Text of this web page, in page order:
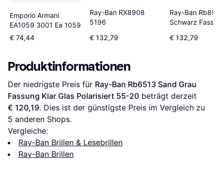
Emporio Armani
EA1059 3001 Ea 1059
€ 74,44
Ray-Ban RX8908
5196
€ 132,79
Ray-Ban
Schwarz
€ 132,79
Produktinformationen
Der niedrigste Preis für Ray-Ban Rb6513 Sand Grau
Fassung Klar Glas Polarisiert 55-20
€ 120,19
5 anderen Shops.
Vergleiche:
Ray-Ban Brillen & Lesebrillen
Ray-Ban Brillen